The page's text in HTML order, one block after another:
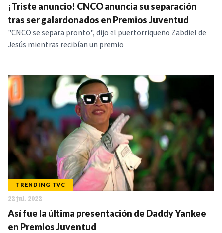
¡Triste anuncio! CNCO anuncia su separación
tras ser galardonados en Premios Juventud
"CNCO se separa pronto", dijo el puertorriqueño Zabdiel de
Jesús mientras recibían un premio
TRENDING TVC
22 jul. 2022
Así fue la última presentación de Daddy Yankee
en Premios Juventud